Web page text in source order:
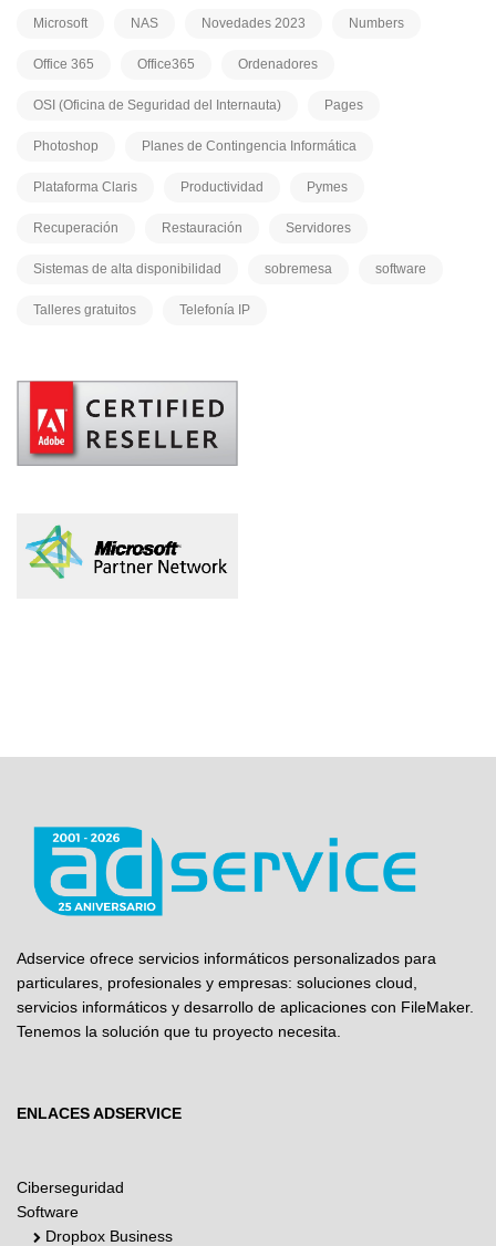
Microsoft NAS Novedades 2023 Numbers
Office 365 Office365 Ordenadores
OSI (Oficina de Seguridad del Internauta) Pages
Photoshop Planes de Contingencia Informática
Plataforma Claris Productividad Pymes
Recuperación Restauración Servidores
Sistemas de alta disponibilidad sobremesa software
Talleres gratuitos Telefonía IP
Adservice ofrece servicios informáticos personalizados para
particulares, profesionales y empresas: soluciones cloud,
servicios informáticos y desarrollo de aplicaciones con FileMaker.
Tenemos la solución que tu proyecto necesita.
ENLACES ADSERVICE
Ciberseguridad
Software
Dropbox Business